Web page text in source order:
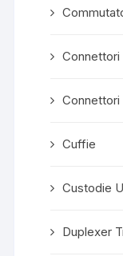
Connettori
Connettori
Cuffie
Custodie
Duplexer